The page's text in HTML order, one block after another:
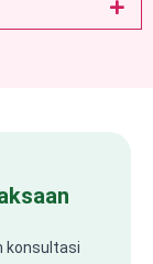
konsultasi